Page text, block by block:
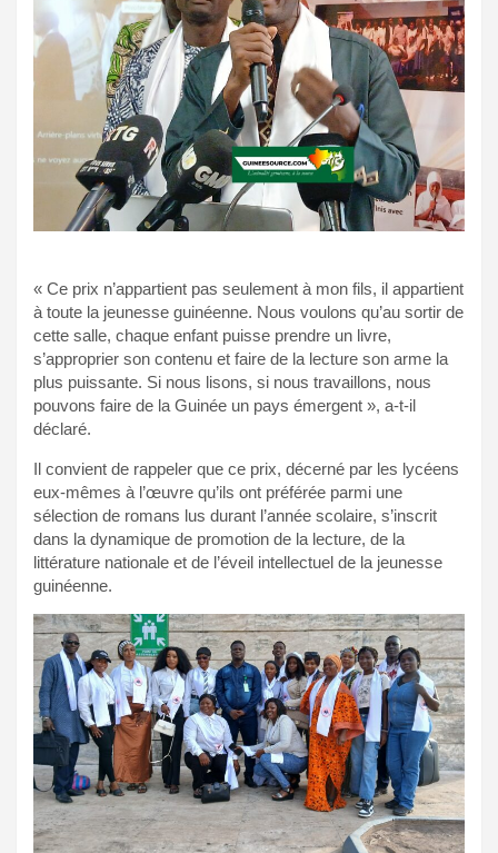
« Ce prix n’appartient pas seulement à mon fils, il appartient
à toute la jeunesse guinéenne. Nous voulons qu’au sortir de
cette salle, chaque enfant puisse prendre un livre,
s’approprier son contenu et faire de la lecture son arme la
plus puissante. Si nous lisons, si nous travaillons, nous
pouvons faire de la Guinée un pays émergent », a-t-il
déclaré.
Il convient de rappeler que ce prix, décerné par les lycéens
eux-mêmes à l’œuvre qu’ils ont préférée parmi une
sélection de romans lus durant l’année scolaire, s’inscrit
dans la dynamique de promotion de la lecture, de la
littérature nationale et de l’éveil intellectuel de la jeunesse
guinéenne.